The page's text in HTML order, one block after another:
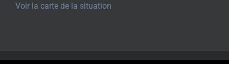
Voir la carte de la situation